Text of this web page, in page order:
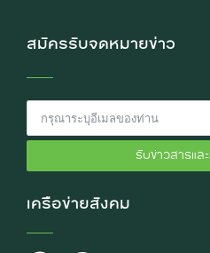
สมัครรับจดหมายข่าว
รับข่าวสารแล
เครือข่ายสังคม